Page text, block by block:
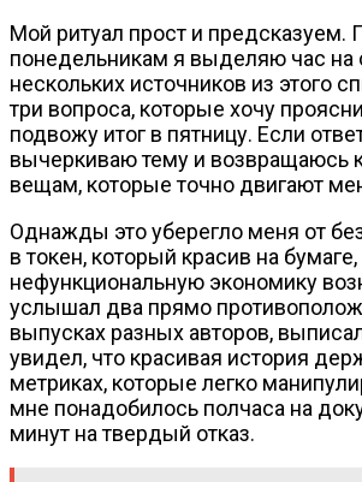
Мой ритуал прост и предсказуем.
понедельникам я выделяю час на
нескольких источников из этого
три вопроса, которые хочу
подвожу итог в пятницу. Если
вычеркиваю тему и возвращаюсь
вещам, которые точно двигают
Однажды это уберегло меня от
в токен, который красив на
нефункциональную экономику
услышал два прямо
выпусках разных авторов,
увидел, что красивая история
метриках, которые легко
мне понадобилось полчаса на
минут на твердый отказ.